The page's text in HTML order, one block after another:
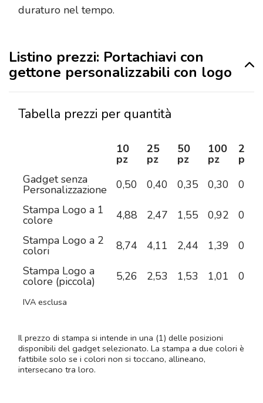
duraturo nel tempo.
Listino prezzi: Portachiavi con
gettone personalizzabili con logo
Tabella prezzi per quantità
10
pz
25
pz
50
pz
100
pz
250
pz
Gadget senza
Personalizzazione 0,50 0,40 0,35 0,30
0,23
Stampa Logo a 1
colore 4,88 2,47 1,55 0,92
0,52
Stampa Logo a 2
colori 8,74 4,11 2,44 1,39
0,76
Stampa Logo a
colore (piccola) 5,26 2,53 1,53 1,01 0,65
IVA esclusa
Il prezzo di stampa si intende in una (1) delle posizioni
disponibili del gadget selezionato. La stampa a due colori è
fattibile solo se i colori non si toccano, allineano,
intersecano tra loro.